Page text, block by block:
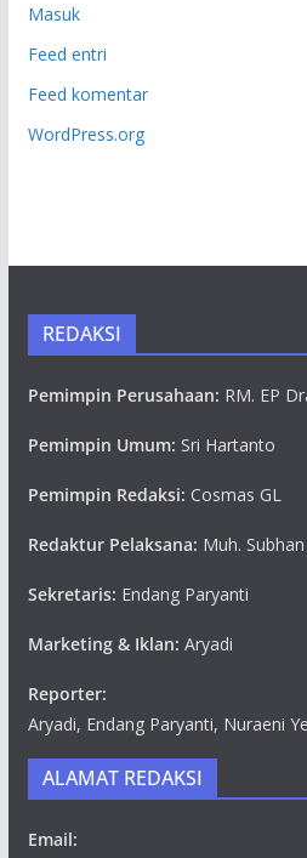
Masuk
Feed entri
Feed komentar
WordPress.org
REDAKSI
Pemimpin Perusahaan: RM. EP
Pemimpin Umum: Sri Hartanto
Pemimpin Redaksi: Cosmas GL
Redaktur Pelaksana: Muh.
Sekretaris: Endang Paryanti
Marketing & Iklan: Aryadi
Reporter:
Aryadi, Endang Paryanti, Nuraeni
ALAMAT REDAKSI
Email: